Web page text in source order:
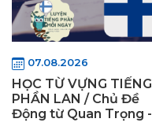
07.08.2026
HỌC TỪ VỰNG TIẾNG
PHẦN LAN / Chủ Đề
Động từ Quan Trọng -